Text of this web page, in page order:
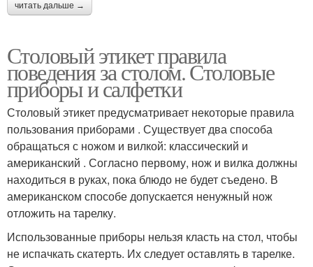
читать дальше →
Столовый этикет правила
поведения за столом. Столовые
приборы и салфетки
Столовый этикет предусматривает некоторые правила
пользования приборами . Существует два способа
обращаться с ножом и вилкой: классический и
американский . Согласно первому, нож и вилка должны
находиться в руках, пока блюдо не будет съедено. В
американском способе допускается ненужный нож
отложить на тарелку.
Использованные приборы нельзя класть на стол, чтобы
не испачкать скатерть. Их следует оставлять в тарелке.